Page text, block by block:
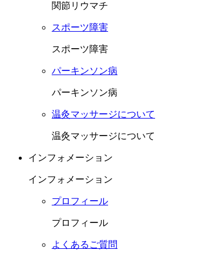
関節リウマチ
スポーツ障害
スポーツ障害
パーキンソン病
パーキンソン病
温灸マッサージについて
温灸マッサージについて
インフォメーション
インフォメーション
プロフィール
プロフィール
よくあるご質問